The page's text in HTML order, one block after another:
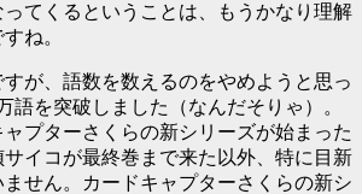
てくるということは、もうかなり理解
ね。
が、語数を数えるのをやめようと思っ
語を突破しました（なんだそりゃ）。
プターさくらの新シリーズが始まった
イコが最終巻まで来た以外、特に目新
せん。カードキャプターさくらの新シ